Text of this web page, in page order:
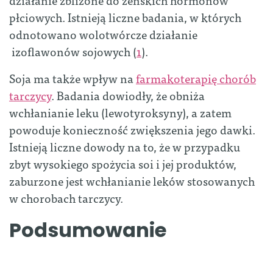
płciowych. Istnieją liczne badania, w których
odnotowano wolotwórcze działanie
izoflawonów sojowych (1).
Soja ma także wpływ nafarmakoterapię chorób
tarczycy. Badania dowiodły, że obniża
wchłanianie leku (lewotyroksyny), a zatem
powoduje konieczność zwiększenia jego dawki.
Istnieją liczne dowody na to, że w przypadku
zbyt wysokiego spożycia soi i jej produktów,
zaburzone jest wchłanianie leków stosowanych
w chorobach tarczycy.
Podsumowanie